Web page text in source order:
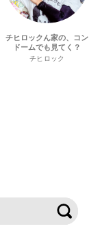
チヒロックん家の、コン
ドームでも見てく？
チヒロック